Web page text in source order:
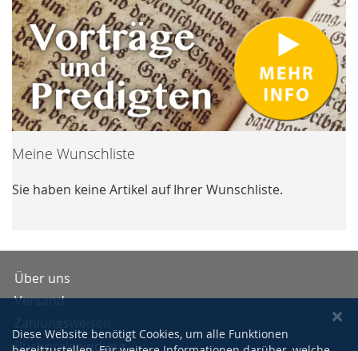
Meine Wunschliste
Sie haben keine Artikel auf Ihrer Wunschliste.
Über uns
Versand
Buchpreisbindung
Diese Website benötigt Cookies, um alle Funktionen